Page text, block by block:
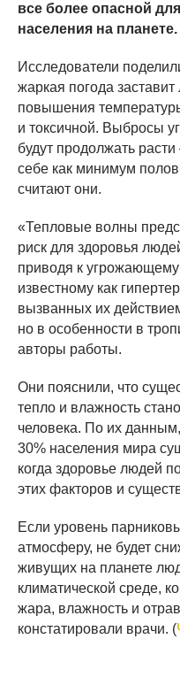
все более опасной
населения на планете.
Исследователи
жаркая погода
повышения
и токсичной. Выбросы
будут продолжать
себе как минимум
считают они.
«Тепловые волны
риск для здоровья
приводя к
известному как
вызванных их
но в особенности в
авторы работы.
Они пояснили, что
тепло и влажность
человека. По их
30% населения мира
когда здоровье людей
этих факторов и
Если уровень
атмосферу, не будет
живущих на планете
климатической среде,
жара, влажность и
констатировали врачи. (